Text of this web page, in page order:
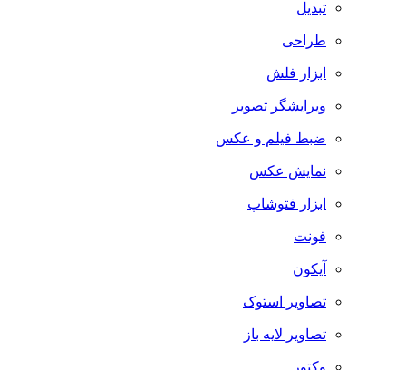
تبدیل
طراحی
ابزار فلش
ویرایشگر تصویر
ضبط فيلم و عكس
نمایش عکس
ابزار فتوشاپ
فونت
آیکون
تصاویر استوک
تصاویر لایه باز
وکتور